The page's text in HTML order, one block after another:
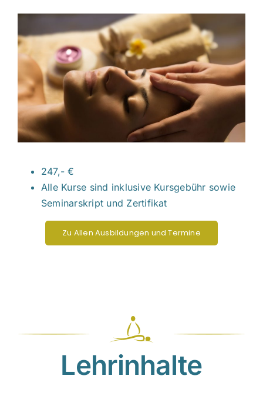
247,- €
Alle Kurse sind inklusive Kursgebühr sowie
Seminarskript und Zertifikat
Zu Allen Ausbildungen und Termine
Lehrinhalte